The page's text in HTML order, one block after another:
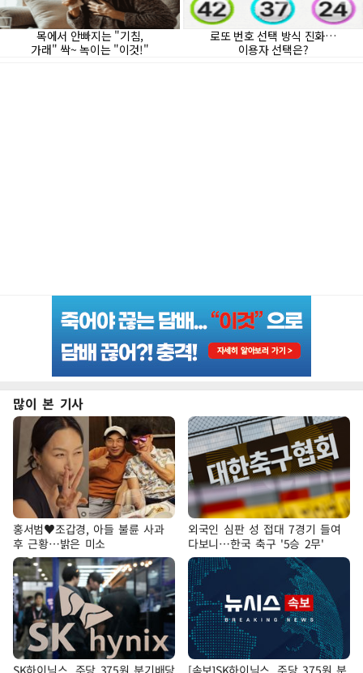
많이 본 기사
홍서범♥조갑경, 아들 불륜 사과
후 근황…밝은 미소
외국인 심판 성 접대 7경기 들여
다보니…한국 축구 '5승 2무'